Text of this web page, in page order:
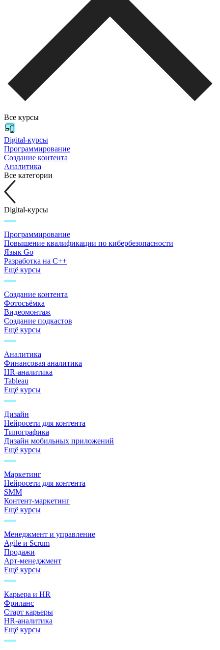
Все курсы
Digital-курсы
Программирование
Создание контента
Аналитика
Все категории
Digital-курсы
Программирование
Повышение квалификации по кибербезопасности
Язык Go
Разработка на C++
Ещё курсы
Создание контента
Фотосъёмка
Видеомонтаж
Создание подкастов
Ещё курсы
Аналитика
Финансовая аналитика
HR-аналитика
Tableau
Ещё курсы
Дизайн
Нейросети для контента
Типографика
Дизайн мобильных приложений
Ещё курсы
Маркетинг
Нейросети для контента
SMM
Контент-маркетинг
Ещё курсы
Менеджмент и управление
Agile и Scrum
Продажи
Арт-менеджмент
Ещё курсы
Карьера и HR
Фриланс
Старт карьеры
HR-аналитика
Ещё курсы